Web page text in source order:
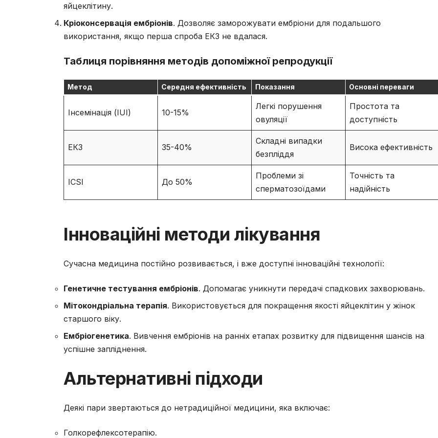
яйцеклітину.
Кріоконсервація ембріонів. Дозволяє заморожувати ембріони для подальшого
використання, якщо перша спроба ЕКЗ не вдалася.
Таблиця порівняння методів допоміжної репродукції
Метод Середня ефективність Показання Основні переваги
Інсемінація (IUI) 10-15%
Легкі порушення
овуляції
Простота та
доступність
ЕКЗ 35-40%
Складні випадки
безпліддя
Висока ефективність
ICSI До 50%
Проблеми зі
сперматозоїдами
Точність та
надійність
Інноваційні методи лікування
Сучасна медицина постійно розвивається, і вже доступні інноваційні технології:
Генетичне тестування ембріонів. Допомагає уникнути передачі спадкових захворювань.
Мітокондріальна терапія. Використовується для покращення якості яйцеклітин у жінок
старшого віку.
Ембріогенетика. Вивчення ембріонів на ранніх етапах розвитку для підвищення шансів на
успішне запліднення.
Альтернативні підходи
Деякі пари звертаються до нетрадиційної медицини, яка включає:
Голкорефлексотерапію.